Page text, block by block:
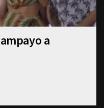
a